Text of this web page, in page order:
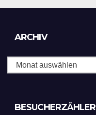
ARCHIV
BESUCHERZÄHLER